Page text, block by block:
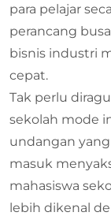
para pelajar
perancang
bisnis industri
cepat.
Tak perlu
sekolah mode
undangan
masuk
mahasiswa
lebih dikenal